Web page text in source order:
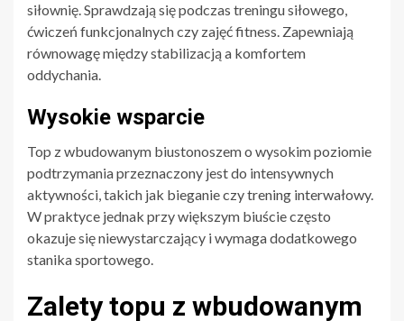
siłownię. Sprawdzają się podczas treningu siłowego,
ćwiczeń funkcjonalnych czy zajęć fitness. Zapewniają
równowagę między stabilizacją a komfortem
oddychania.
Wysokie wsparcie
Top z wbudowanym biustonoszem o wysokim poziomie
podtrzymania przeznaczony jest do intensywnych
aktywności, takich jak bieganie czy trening interwałowy.
W praktyce jednak przy większym biuście często
okazuje się niewystarczający i wymaga dodatkowego
stanika sportowego.
Zalety topu z wbudowanym